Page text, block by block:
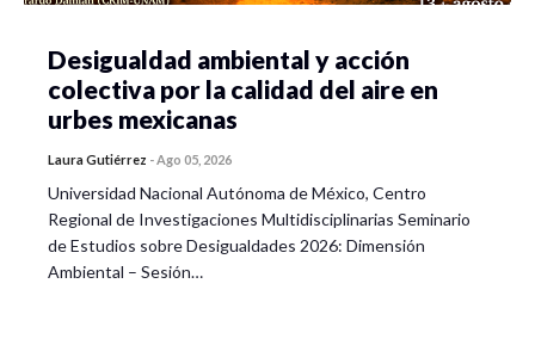
Desigualdad ambiental y acción
colectiva por la calidad del aire en
urbes mexicanas
Laura Gutiérrez -Ago 05, 2026
Universidad Nacional Autónoma de México, Centro
Regional de Investigaciones Multidisciplinarias Seminario
de Estudios sobre Desigualdades 2026: Dimensión
Ambiental – Sesión…